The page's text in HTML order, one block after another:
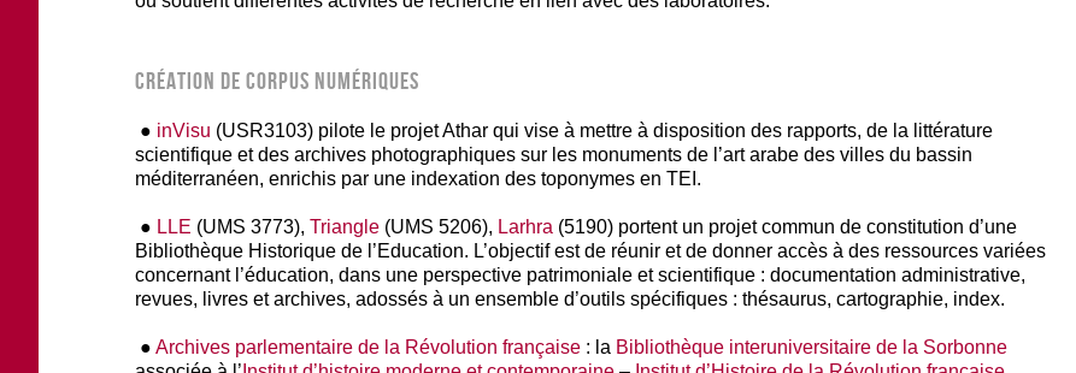
CRÉATION DE CORPUS NUMÉRIQUES
● inVisu (USR3103) pilote le projet Athar qui vise à mettre à disposition des rapports, de la littérature
scientifique et des archives photographiques sur les monuments de l’art arabe des villes du bassin
méditerranéen, enrichis par une indexation des toponymes en TEI.
● LLE (UMS 3773), Triangle (UMS 5206), Larhra (5190) portent un projet commun de constitution d’une
Bibliothèque Historique de l’Education. L’objectif est de réunir et de donner accès à des ressources variées
concernant l’éducation, dans une perspective patrimoniale et scientifique : documentation administrative,
revues, livres et archives, adossés à un ensemble d’outils spécifiques : thésaurus, cartographie, index.
● Archives parlementaire de la Révolution française : la Bibliothèque interuniversitaire de la Sorbonne